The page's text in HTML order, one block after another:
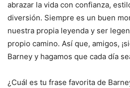
abrazar la vida con confianza,
diversión. Siempre es un buen
nuestra propia leyenda y ser
propio camino. Así que, amigos,
Barney y hagamos que cada día
¿Cuál es tu frase favorita de